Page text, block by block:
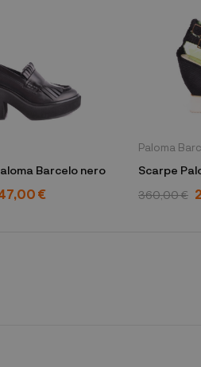
Barcelo nero
€
Paloma
Scarpe
360,00 €